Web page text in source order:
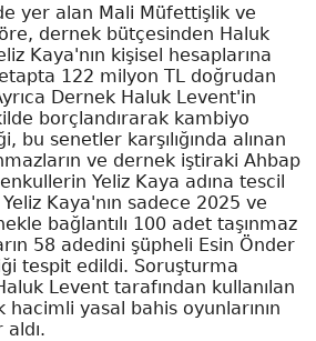
yer alan Mali Müfettişlik ve
dernek bütçesinden Haluk
Kaya'nın kişisel hesaplarına
122 milyon TL doğrudan
Dernek Haluk Levent'in
borçlandırarak kambiyo
bu senetler karşılığında alınan
ve dernek iştiraki Ahbap
Yeliz Kaya adına tescil
Kaya'nın sadece 2025 ve
bağlantılı 100 adet taşınmaz
58 adedini şüpheli Esin Önder
tespit edildi. Soruşturma
Levent tarafından kullanılan
yasal bahis oyunlarının
aldı.